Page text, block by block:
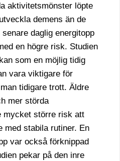
aktivitetsmönster löpte
demens än de
daglig energitopp
en högre risk. Studien
som en möjlig tidig
vara viktigare för
tidigare trott. Äldre
mer störda
mycket större risk att
med stabila rutiner. En
var också förknippad
pekar på den inre